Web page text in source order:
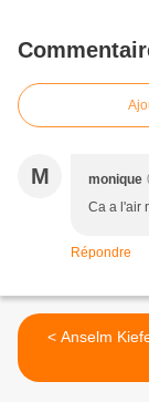
M monique
Ca a l'air
Répondre
< Anselm